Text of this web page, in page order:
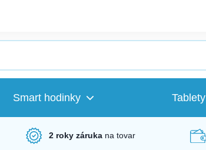
Smart hodinky Tablety
2 roky záruka na tovar